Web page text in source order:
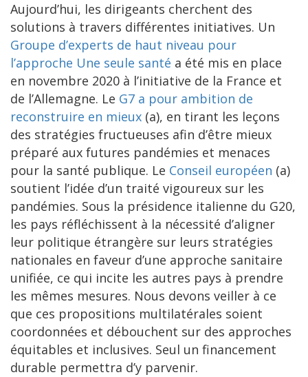
Aujourd’hui, les dirigeants cherchent des
solutions à travers différentes initiatives. Un
Groupe d’experts de haut niveau pour
l’approche Une seule santé a été mis en place
en novembre 2020 à l’initiative de la France et
de l’Allemagne. Le G7 a pour ambition de
reconstruire en mieux (a), en tirant les leçons
des stratégies fructueuses afin d’être mieux
préparé aux futures pandémies et menaces
pour la santé publique. Le Conseil européen (a)
soutient l’idée d’un traité vigoureux sur les
pandémies. Sous la présidence italienne du G20,
les pays réfléchissent à la nécessité d’aligner
leur politique étrangère sur leurs stratégies
nationales en faveur d’une approche sanitaire
unifiée, ce qui incite les autres pays à prendre
les mêmes mesures. Nous devons veiller à ce
que ces propositions multilatérales soient
coordonnées et débouchent sur des approches
équitables et inclusives. Seul un financement
durable permettra d’y parvenir.